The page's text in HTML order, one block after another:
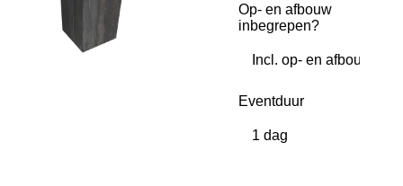
Op- en afbouw
inbegrepen?
Eventduur